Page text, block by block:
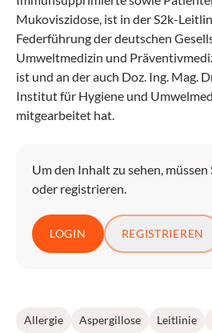
Mukoviszidose, ist in der S2k-
Federführung der deutschen
Umweltmedizin und
ist und an der auch Doz. Ing. Mag.
Institut für Hygiene und
mitgearbeitet hat.
Um den Inhalt zu sehen, müssen
oder registrieren.
LOGIN REGISTRIEREN
Allergie Aspergillose Leitlinie